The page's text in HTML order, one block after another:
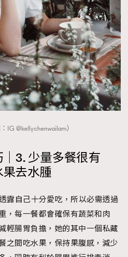
IG @kellychenwailam）
3. 少量多餐很有
去水腫
露自己十分愛吃，所以必需透過
，每一餐都會確保有蔬菜和肉
輕腸胃負擔，她的其中一個私藏
之間吃水果，保持果腹感，減少